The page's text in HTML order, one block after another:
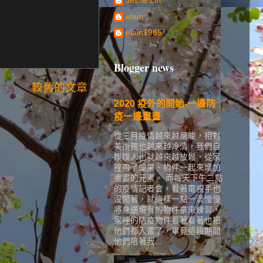
較舊的文章
elain
elain1965
Blogger news
2020 疫外的開始-一邊防
疫一邊畫畫
從三月疫情越來越嚴峻，相對
美術館也越來越冷清，我們自
娛娛人也就越來越放鬆，從家
裡帶了蠟果、物件一起來增加
畫畫的元素。 而每天下午二點
的疫情記者會，看著電視手也
沒閒著，就這樣一點一滴慢慢
將身邊現有的物件拿來練習，
家裡的防疫物件看著看著也把
他們都入畫了，畢竟這段期間
他們陪著我...